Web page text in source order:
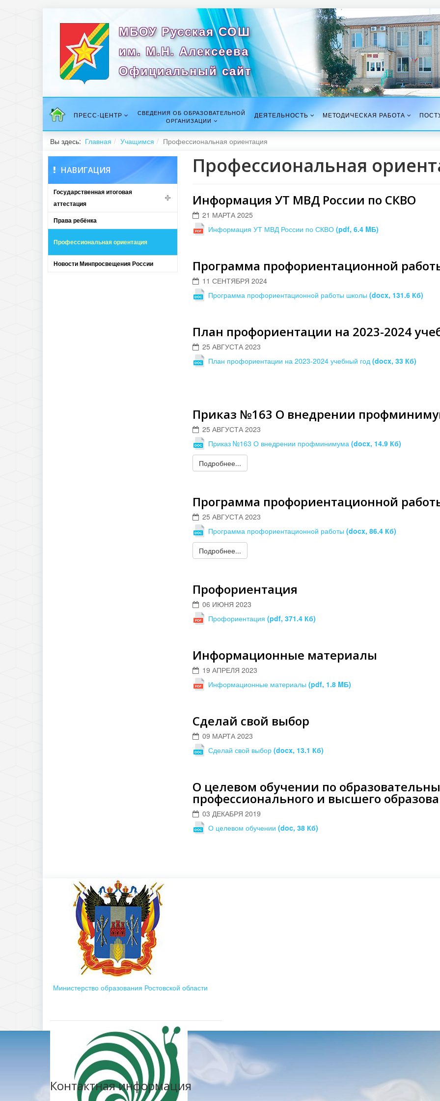
МБОУ Русская СОШ
им. М.Н. Алексеева
Официальный сайт
ПРЕСС-ЦЕНТР
СВЕДЕНИЯ ОБ ОБРАЗОВАТЕЛЬНОЙ
ОРГАНИЗАЦИИ
ДЕЯТЕЛЬНОСТЬ МЕТОДИЧЕСКАЯ РАБОТА
Вы здесь: Главная Учащимся Профессиональная ориентация
НАВИГАЦИЯ
Государственная итоговая
аттестация
Права ребёнка
Профессиональная ориентация
Новости Минпросвещения России
Профессиональная
Информация УТ МВД России по СКВО
21 МАРТА 2025
Информация УТ МВД России по СКВО (pdf, 6.4 MБ)
Программа профориентационной
11 СЕНТЯБРЯ 2024
Программа профориентационной работы школы (docx, 131.6 Кб)
План профориентации на 2023-2024
25 АВГУСТА 2023
План профориентации на 2023-2024 учебный год (docx, 33 Кб)
Приказ №163 О внедрении
25 АВГУСТА 2023
Приказ №163 О внедрении профминимума (docx, 14.9 Кб)
Подробнее...
Программа профориентационной
25 АВГУСТА 2023
Программа профориентационной работы (docx, 86.4 Кб)
Подробнее...
Профориентация
06 ИЮНЯ 2023
Профориентация (pdf, 371.4 Кб)
Информационные материалы
19 АПРЕЛЯ 2023
Информационные материалы (pdf, 1.8 MБ)
Сделай свой выбор
09 МАРТА 2023
Сделай свой выбор (docx, 13.1 Кб)
О целевом обучении по
профессионального и высшего
03 ДЕКАБРЯ 2019
О целевом обучении (doc, 38 Кб)
Министерство образования Ростовской области
Контактная информация